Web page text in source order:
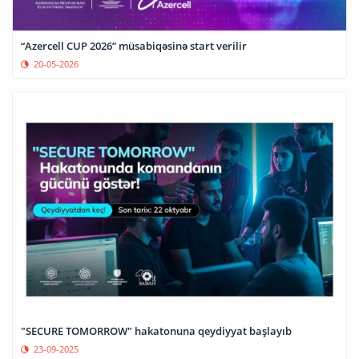
“Azercell CUP 2026” müsabiqəsinə start verilir
20-05-2026
"SECURE TOMORROW" hakatonuna qeydiyyat başlayıb
23-09-2025